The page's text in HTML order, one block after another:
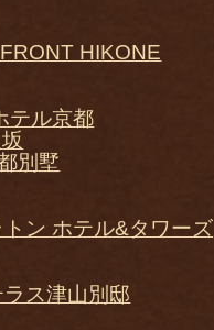
HIKONE
テル京都
別墅
ン ホテル&タワーズ
ス津山別邸